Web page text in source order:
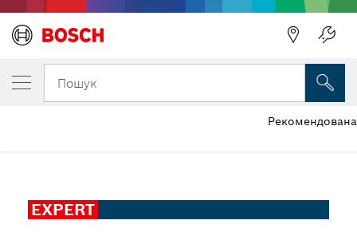
Пошук
EXPERT
ОБРАНИЙ ВАРІАНТ
Шліфувальний блок EXPERT S471